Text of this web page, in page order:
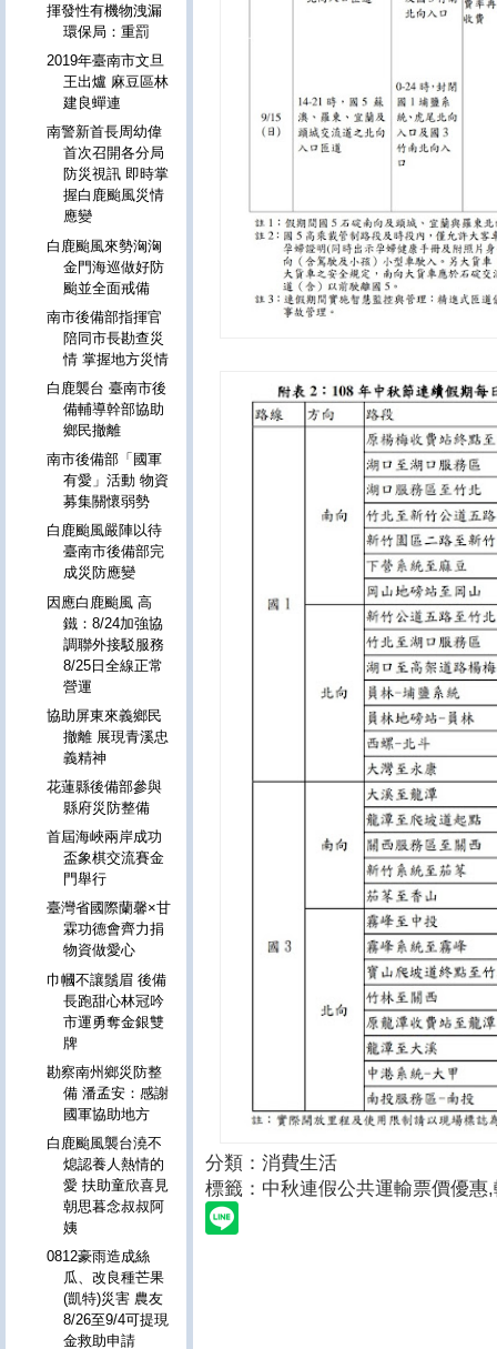
分類：消費生活
標籤： 中秋連假公共運輸票價優惠
揮發性有機物洩漏
環保局：重罰
2019年臺南市文旦
王出爐 麻豆區林
建良蟬連
南警新首長周幼偉
首次召開各分局
防災視訊 即時掌
握白鹿颱風災情
應變
白鹿颱風來勢洶洶
金門海巡做好防
颱並全面戒備
南市後備部指揮官
陪同市長勘查災
情 掌握地方災情
白鹿襲台 臺南市後
備輔導幹部協助
鄉民撤離
南市後備部「國軍
有愛」活動 物資
募集關懷弱勢
白鹿颱風嚴陣以待
臺南市後備部完
成災防應變
因應白鹿颱風 高
鐵：8/24加強協
調聯外接駁服務
8/25日全線正常
營運
協助屏東來義鄉民
撤離 展現青溪忠
義精神
花蓮縣後備部參與
縣府災防整備
首屆海峽兩岸成功
盃象棋交流賽金
門舉行
臺灣省國際蘭馨×甘
霖功德會齊力捐
物資做愛心
巾幗不讓鬚眉 後備
長跑甜心林冠吟
市運勇奪金銀雙
牌
勘察南州鄉災防整
備 潘孟安：感謝
國軍協助地方
白鹿颱風襲台澆不
熄認養人熱情的
愛 扶助童欣喜見
朝思暮念叔叔阿
姨
0812豪雨造成絲
瓜、改良種芒果
(凱特)災害 農友
8/26至9/4可提現
金救助申請